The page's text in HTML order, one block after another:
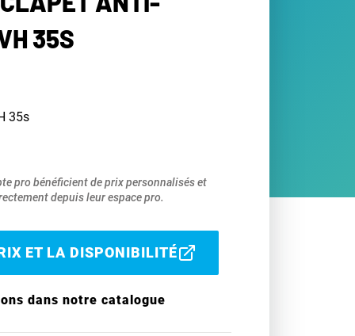
35S
35s
pro bénéficient de prix personnalisés et
depuis leur espace pro.
ET LA DISPONIBILITÉ
dans notre catalogue